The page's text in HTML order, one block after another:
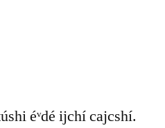
éᵛdé ijchí cajcshí.